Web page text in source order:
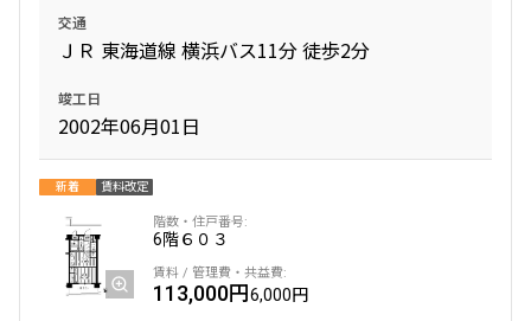
交通
ＪＲ 東海道線 横浜バス11分 徒歩2分
竣工日
2002年06月01日
新着 賃料改定
6階６０３
113,000円6,000円